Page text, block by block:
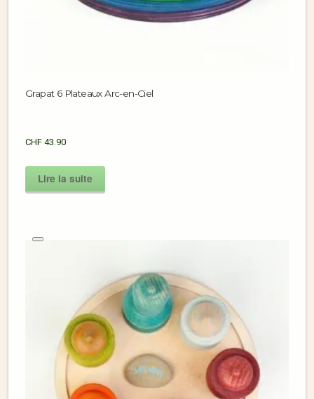
Grapat 6 Plateaux Arc-en-Ciel
CHF 43.90
Lire la suite